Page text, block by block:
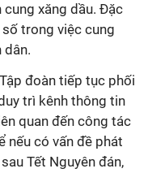
xăng dầu. Đặc
trong việc cung
dân.
đoàn tiếp tục phối
trì kênh thông tin
quan đến công tác
nếu có vấn đề phát
Tết Nguyên đán,